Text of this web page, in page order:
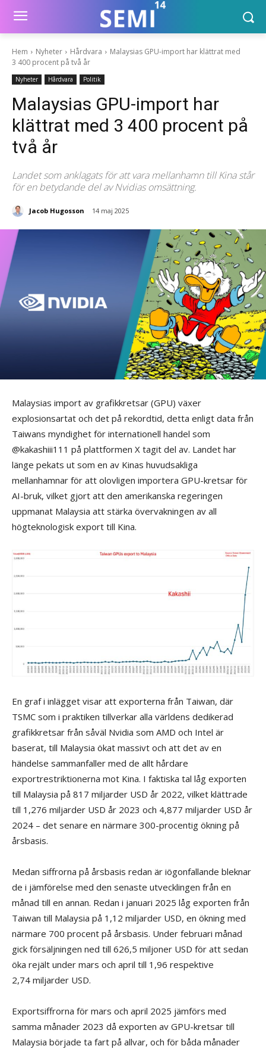
Hem Nyheter Hårdvara
Malaysias GPU-import har klättrat med
3 400 procent på två år
Nyheter Hårdvara Politik
Malaysias GPU-import har
klättrat med 3 400 procent på
två år
Landet som anklagats för att vara mellanhamn till Kina står
för en betydande del av Nvidias omsättning.
Jacob Hugosson 14 maj 2025
Malaysias import av grafikkretsar (GPU) växer
explosionsartat och det på rekordtid, detta enligt data från
Taiwans myndighet för internationell handel som
@kakashiii111 på plattformen X tagit del av. Landet har
länge pekats ut som en av Kinas huvudsakliga
mellanhamnar för att olovligen importera GPU-kretsar för
AI-bruk, vilket gjort att den amerikanska regeringen
uppmanat Malaysia att stärka övervakningen av all
högteknologisk export till Kina.
En graf i inlägget visar att exporterna från Taiwan, där
TSMC som i praktiken tillverkar alla världens dedikerad
grafikkretsar från såväl Nvidia som AMD och Intel är
baserat, till Malaysia ökat massivt och att det av en
händelse sammanfaller med de allt hårdare
exportrestriktionerna mot Kina. I faktiska tal låg exporten
till Malaysia på 817 miljarder USD år 2022, vilket klättrade
till 1,276 miljarder USD år 2023 och 4,877 miljarder USD år
2024 – det senare en närmare 300-procentig ökning på
årsbasis.
Medan siffrorna på årsbasis redan är iögonfallande bleknar
de i jämförelse med den senaste utvecklingen från en
månad till en annan. Redan i januari 2025 låg exporten från
Taiwan till Malaysia på 1,12 miljarder USD, en ökning med
närmare 700 procent på årsbasis. Under februari månad
gick försäljningen ned till 626,5 miljoner USD för att sedan
öka rejält under mars och april till 1,96 respektive
2,74 miljarder USD.
Exportsiffrorna för mars och april 2025 jämförs med
samma månader 2023 då exporten av GPU-kretsar till
Malaysia började ta fart på allvar, och för båda månader